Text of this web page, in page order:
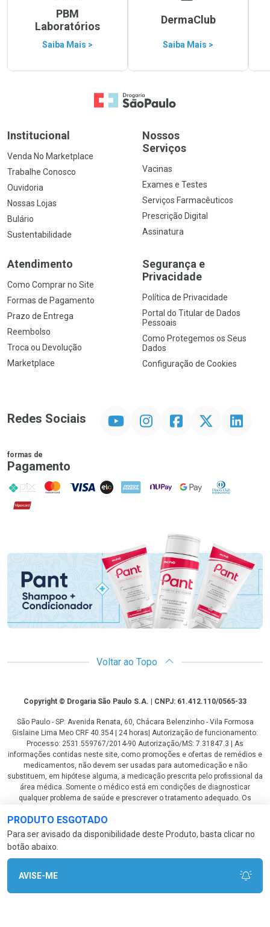
PRODUTO ESGOTADO
Para ser avisado da disponibilidade deste Produto, basta clicar no
botão abaixo.
AVISE-ME
PBM
Laboratórios
Saiba Mais >
DermaClub
Saiba Mais >
Ir para a Home
Institucional
Venda No Marketplace
Trabalhe Conosco
Ouvidoria
Nossas Lojas
Bulário
Sustentabilidade
Nossos
Serviços
Vacinas
Exames e Testes
Serviços Farmacêuticos
Prescrição Digital
Assinatura
Atendimento
Como Comprar no Site
Formas de Pagamento
Prazo de Entrega
Reembolso
Troca ou Devolução
Marketplace
Segurança e
Privacidade
Política de Privacidade
Portal do Titular de Dados
Pessoais
Como Protegemos os Seus
Dados
Configuração de Cookies
Redes Sociais InstagramFacebookTwitter Linkedin
formas de
Pagamento
PIX MasterCard
VISA ELO AMEX NuPay Google PayDiners Club
Hipercard
Promoção em Destaque
Voltar ao Topo
CopyrightCopyright © Drogaria São Paulo S.A. | CNPJ: 61.412.110/0565-33
São Paulo - SP: Avenida Renata, 60, Chácara Belenzinho - Vila Formosa
Gislaine Lima Meo CRF 40.354 | 24 horas| Autorização de funcionamento:
Processo: 2531.559767/2014-90 Autorização/MS: 7.31847.3 | As
informações contidas neste site, como promoções e ofertas de remédios e
medicamentos, não devem ser usadas para automedicação e não
substituem, em hipótese alguma, a medicação prescrita pelo profissional da
área médica. Somente o médico está em condições de diagnosticar
qualquer problema de saúde e prescrever o tratamento adequado. Os
fotos contidas em nosso site são meramente ilustrativas. *Preços e
disponibilidade sujeitos a alterações no decorrer do dia. Antibióticos e
antimicrobianos vendas apenas em lojas físicas ou televendas. Portaria nº
344 - 01/02/1999 - Ministério da Saúde. Horário de funcionamento Central
LGPD Aceite os Cookies